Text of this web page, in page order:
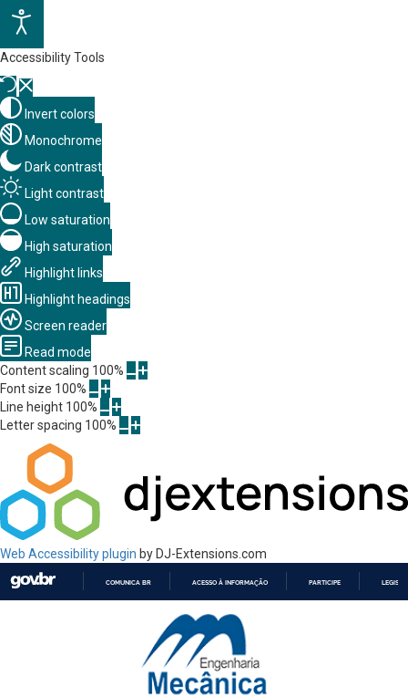
Accessibility Tools
Invert colors
Monochrome
Dark contrast
Light contrast
Low saturation
High saturation
Highlight links
Highlight headings
Screen reader
Read mode
Content scaling 100%
Font size 100%
Line height 100%
Letter spacing 100%
Web Accessibility plugin by DJ-Extensions.com
PARA
CONTEÚDO
COMUNICA BR ACESSO À INFORMAÇÃO PARTICIPE